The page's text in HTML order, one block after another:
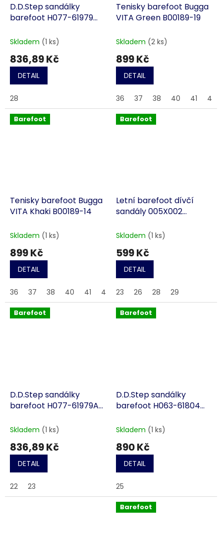
D.D.Step sandálky
barefoot H077-61979
Skladem (1 ks)
836,89 Kč
DETAIL
28
Tenisky barefoot Bugga
VITA Green B00189-19
Skladem (2 ks)
899 Kč
DETAIL
36 37 38 40 41 42
Barefoot
Tenisky barefoot Bugga
VITA Khaki B00189-14
Skladem (1 ks)
899 Kč
DETAIL
36 37 38 40 41 43 44 45 46
Barefoot
Letní barefoot dívčí
sandály 005X002
Skladem (1 ks)
599 Kč
DETAIL
23 26 28 29
Barefoot
D.D.Step sandálky
barefoot H077-61979A
Skladem (1 ks)
836,89 Kč
DETAIL
22 23
Barefoot
D.D.Step sandálky
barefoot H063-61804
Skladem (1 ks)
890 Kč
DETAIL
25
Barefoot